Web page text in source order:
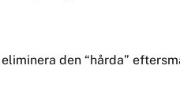
den “hårda”